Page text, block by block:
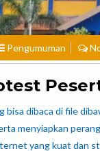
Pengumuman
bisa dibaca di file
menyiapkan
yang kuat dan